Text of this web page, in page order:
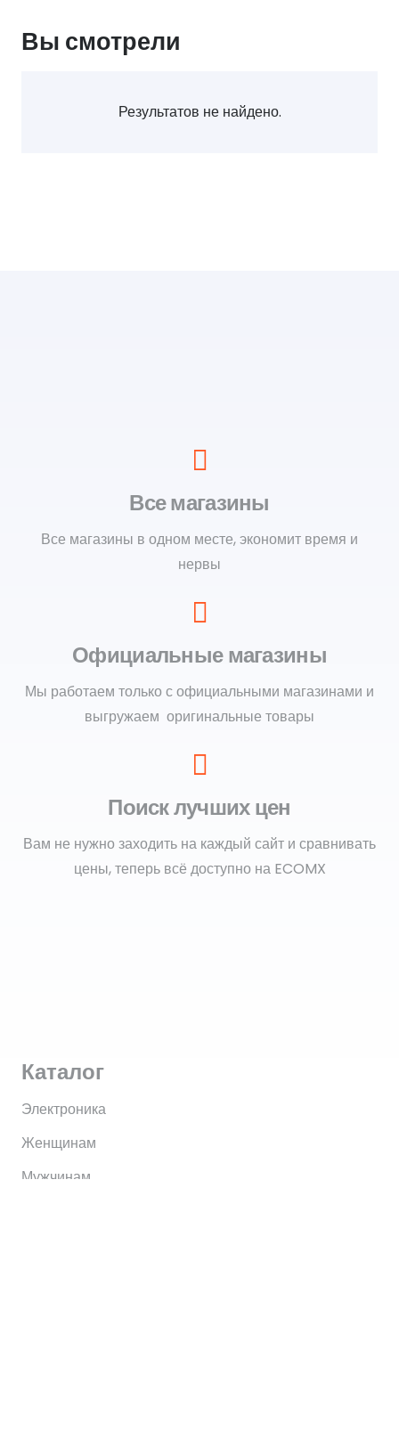
Вы смотрели
Результатов не найдено.
Все магазины
Все магазины в одном месте, экономит время и
нервы
Официальные магазины
Мы работаем только с официальными магазинами и
выгружаем оригинальные товары
Поиск лучших цен
Вам не нужно заходить на каждый сайт и сравнивать
цены, теперь всё доступно на ECOMX
Каталог
Электроника
Женщинам
Мужчинам